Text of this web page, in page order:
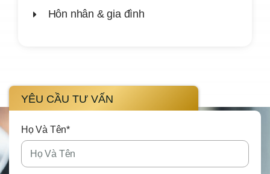
Hôn nhân & gia đình
YÊU CẦU TƯ VẤN
Họ Và Tên*